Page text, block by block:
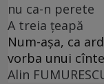
nu ca-n perete
A treia țeapă
Num-așa, ca
vorba unui
Alin